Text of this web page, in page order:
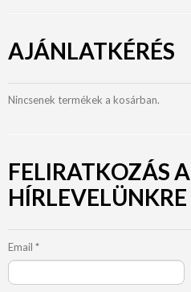
AJÁNLATKÉRÉS
Nincsenek termékek a kosárban.
FELIRATKOZÁS A
HÍRLEVELÜNKRE
Email *